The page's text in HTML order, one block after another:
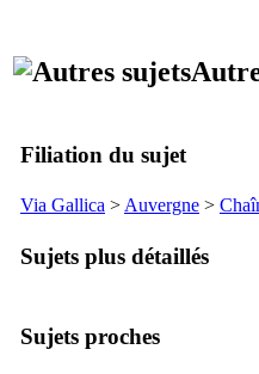
Filiation du sujet
Via Gallica > Auvergne >
Sujets plus détaillés
Sujets proches